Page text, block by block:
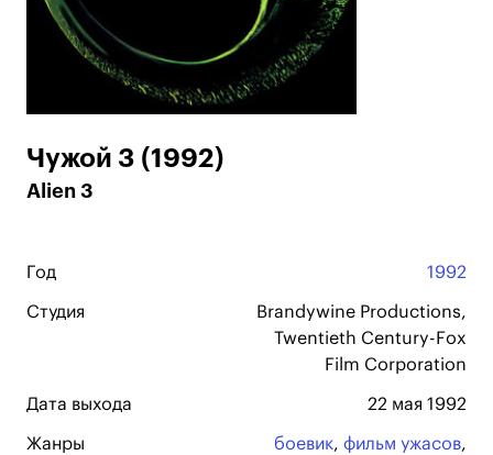
Чужой 3 (1992)
Alien 3
Год 1992
Студия
Brandywine Productions,
Twentieth Century-Fox
Film Corporation
Дата выхода 22 мая 1992
Жанры боевик, фильм ужасов,